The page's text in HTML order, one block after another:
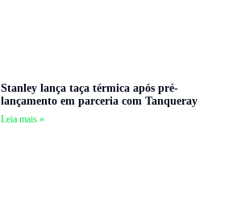
Stanley lança taça térmica após pré-
lançamento em parceria com Tanqueray
Leia mais »